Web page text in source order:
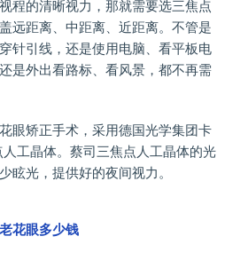
的清晰视力，那就需要选三焦点
远距离、中距离、近距离。不管是
针引线，还是使用电脑、看平板电
是外出看路标、看风景，都不再需
眼矫正手术，采用德国光学集团卡
人工晶体。蔡司三焦点人工晶体的光
眩光，提供好的夜间视力。
花眼多少钱